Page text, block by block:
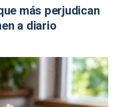
más perjudican
a diario